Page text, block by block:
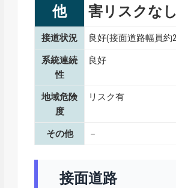
他
害リスクな
接道状況 良好(接面道路幅員約
系統連続
性
良好
地域危険
度
リスク有
その他 －
接面道路